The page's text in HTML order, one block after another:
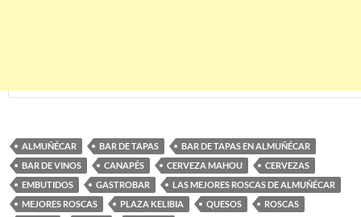
ALMUÑÉCAR BAR DE TAPAS
BAR DE TAPAS EN ALMUÑÉCAR
BAR DE VINOS
CANAPÉS CERVEZA MAHOU
CERVEZAS
EMBUTIDOS
GASTROBAR
LAS MEJORES ROSCAS DE ALMUÑÉCAR
MEJORES ROSCAS
PLAZA KELIBIA QUESOS
ROSCAS